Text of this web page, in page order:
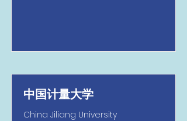
中国计量大学
China Jiliang University